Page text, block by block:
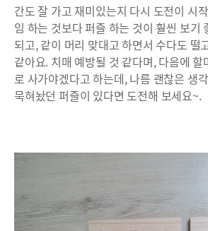
간도 잘 가고 재미있는지 다시 도전이 시
임 하는 것보다 퍼즐 하는 것이 훨씬 보기
되고, 같이 머리 맞대고 하면서 수다도 떨
같아요. 치매 예방될 것 같다며, 다음에
로 사가야겠다고 하는데, 나름 괜찮은 생
묵혀놨던 퍼즐이 있다면 도전해 보세요~.